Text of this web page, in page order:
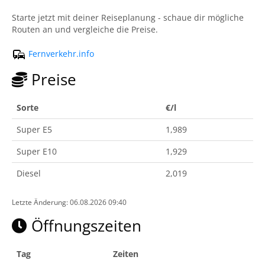
Starte jetzt mit deiner Reiseplanung - schaue dir mögliche
Routen an und vergleiche die Preise.
Fernverkehr.info
Preise
Sorte
€/l
Super E5
1,989
Super E10
1,929
Diesel
2,019
Letzte Änderung: 06.08.2026 09:40
Öffnungszeiten
Tag
Zeiten